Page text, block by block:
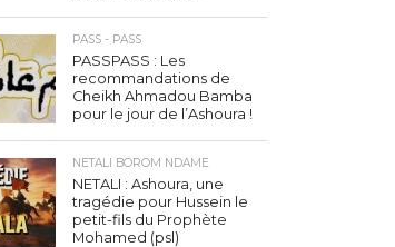
PASS - PASS
PASSPASS : Les
recommandations de
Cheikh Ahmadou Bamba
pour le jour de l’Ashoura !
NETALI BOROM NDAME
NETALI : Ashoura, une
tragédie pour Hussein le
petit-fils du Prophète
Mohamed (psl)